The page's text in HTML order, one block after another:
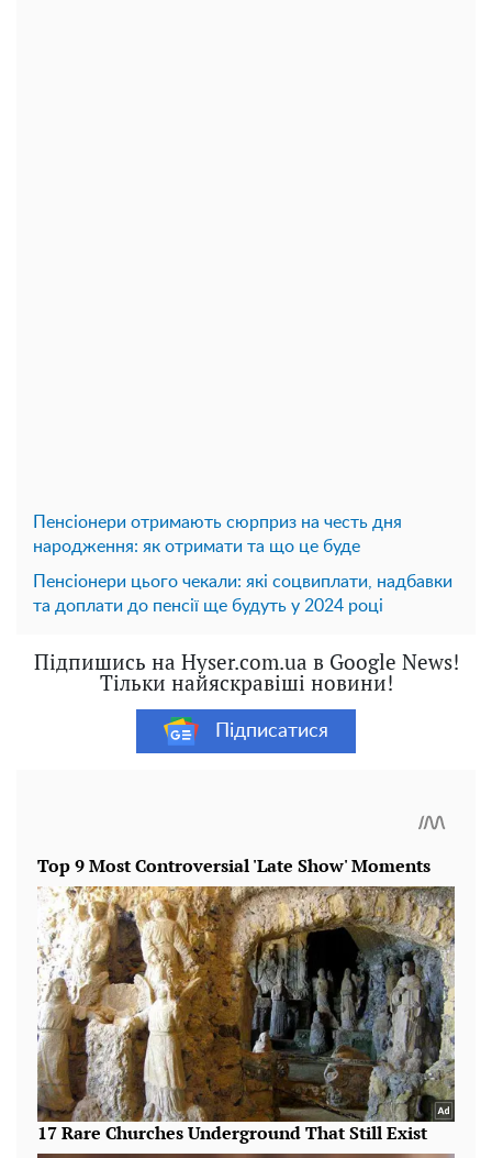
Пенсіонери отримають сюрприз на честь дня
народження: як отримати та що це буде
Пенсіонери цього чекали: які соцвиплати, надбавки
та доплати до пенсії ще будуть у 2024 році
Підпишись на Hyser.com.ua в Google News!
Тільки найяскравіші новини!
Підписатися